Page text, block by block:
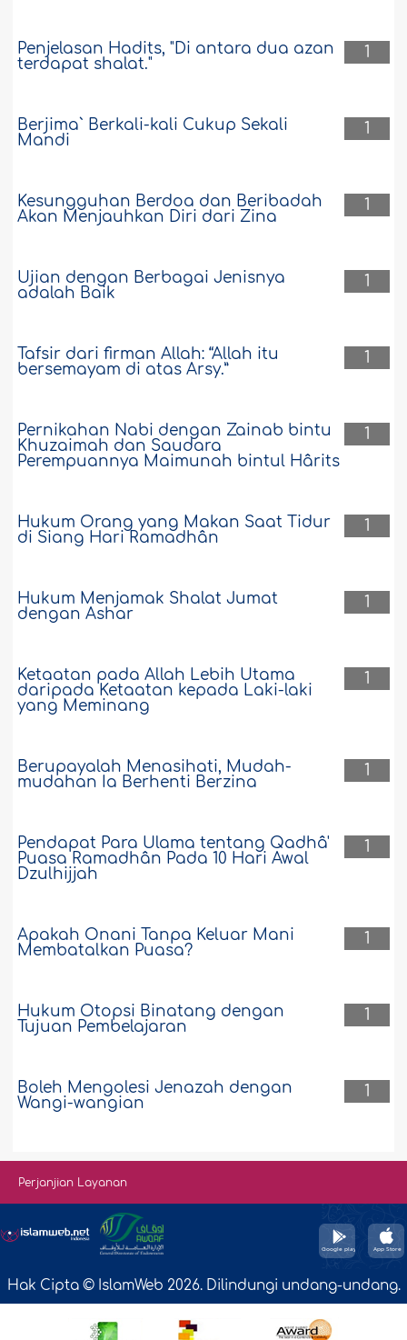
1
Penjelasan Hadits, "Di antara dua azan
terdapat shalat."
1
Berjima` Berkali-kali Cukup Sekali
Mandi
1
Kesungguhan Berdoa dan Beribadah
Akan Menjauhkan Diri dari Zina
1
Ujian dengan Berbagai Jenisnya
adalah Baik
1
Tafsir dari firman Allah: “Allah itu
bersemayam di atas Arsy.”
1
Pernikahan Nabi dengan Zainab bintu
Khuzaimah dan Saudara
Perempuannya Maimunah bintul Hârits
1
Hukum Orang yang Makan Saat Tidur
di Siang Hari Ramadhân
1
Hukum Menjamak Shalat Jumat
dengan Ashar
1
Ketaatan pada Allah Lebih Utama
daripada Ketaatan kepada Laki-laki
yang Meminang
1
Berupayalah Menasihati, Mudah-
mudahan Ia Berhenti Berzina
1
Pendapat Para Ulama tentang Qadhâ'
Puasa Ramadhân Pada 10 Hari Awal
Dzulhijjah
1
Apakah Onani Tanpa Keluar Mani
Membatalkan Puasa?
1
Hukum Otopsi Binatang dengan
Tujuan Pembelajaran
1
Boleh Mengolesi Jenazah dengan
Wangi-wangian
Perjanjian Layanan
Hak Cipta © IslamWeb 2026. Dilindungi undang-undang.